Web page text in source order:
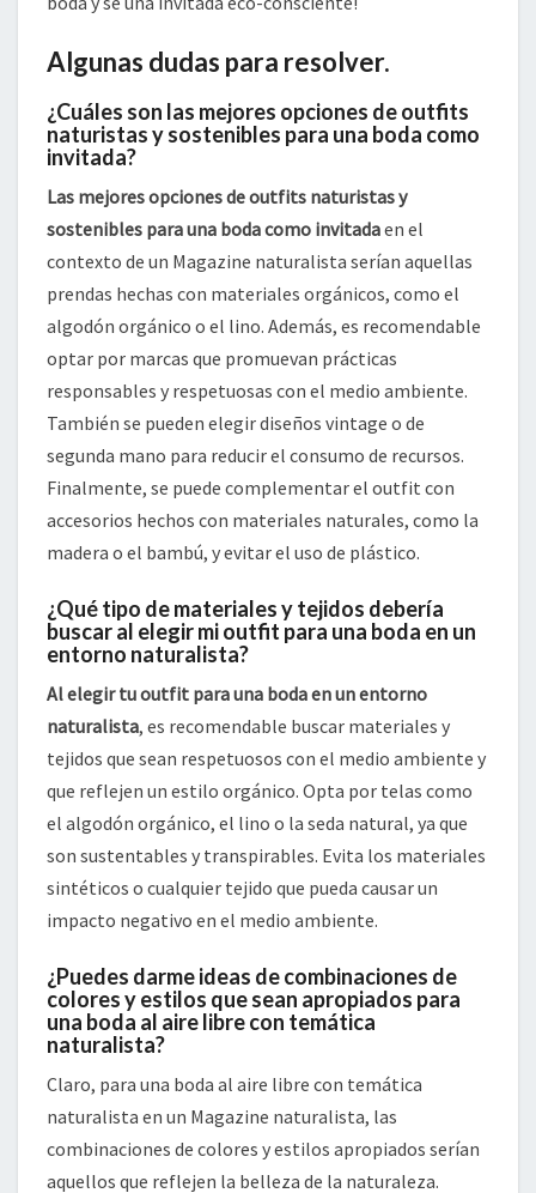
Algunas dudas para resolver.
¿Cuáles son las mejores opciones de outfits
naturistas y sostenibles para una boda como
invitada?
Las mejores opciones de outfits naturistas y
sostenibles para una boda como invitadaen el
contexto de un Magazine naturalista serían aquellas
prendas hechas con materiales orgánicos, como el
algodón orgánico o el lino. Además, es recomendable
optar por marcas que promuevan prácticas
responsables y respetuosas con el medio ambiente.
También se pueden elegir diseños vintage o de
segunda mano para reducir el consumo de recursos.
Finalmente, se puede complementar el outfit con
accesorios hechos con materiales naturales, como la
madera o el bambú, y evitar el uso de plástico.
¿Qué tipo de materiales y tejidos debería
buscar al elegir mi outfit para una boda en un
entorno naturalista?
Al elegir tu outfit para una boda en un entorno
naturalista, es recomendable buscar materiales y
tejidos que sean respetuosos con el medio ambiente y
que reflejen un estilo orgánico. Opta por telas como
el algodón orgánico, el lino o la seda natural, ya que
son sustentables y transpirables. Evita los materiales
sintéticos o cualquier tejido que pueda causar un
impacto negativo en el medio ambiente.
¿Puedes darme ideas de combinaciones de
colores y estilos que sean apropiados para
una boda al aire libre con temática
naturalista?
Claro, para una boda al aire libre con temática
naturalista en un Magazine naturalista, las
combinaciones de colores y estilos apropiados serían
aquellos que reflejen la belleza de la naturaleza.